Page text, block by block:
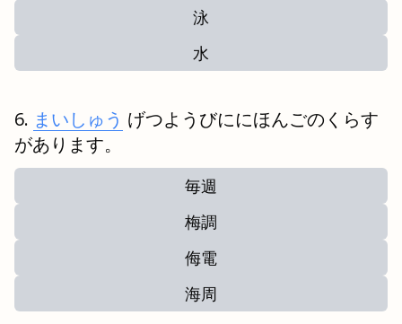
泳
水
まいしゅう げつようびににほんごのくらす
があります。
毎週
梅調
侮電
海周